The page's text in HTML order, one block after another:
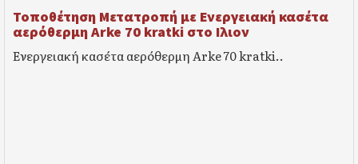
Τοποθέτηση Μετατροπή με Ενεργειακή κασέτα
αερόθερμη Arke 70 kratki στο Ιλιον
Ενεργειακή κασέτα αερόθερμη Arke 70 kratki..